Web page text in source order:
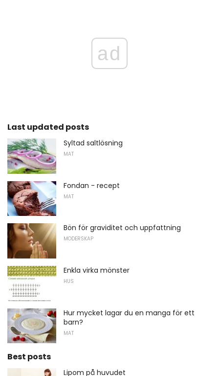
ad
Last updated posts
Syltad saltlösning
MAT
Fondan - recept
MAT
Bön för graviditet och uppfattning
MODERSKAP
Enkla virka mönster
HUS
Hur mycket lagar du en manga för ett
barn?
MAT
Best posts
Lipom på huvudet